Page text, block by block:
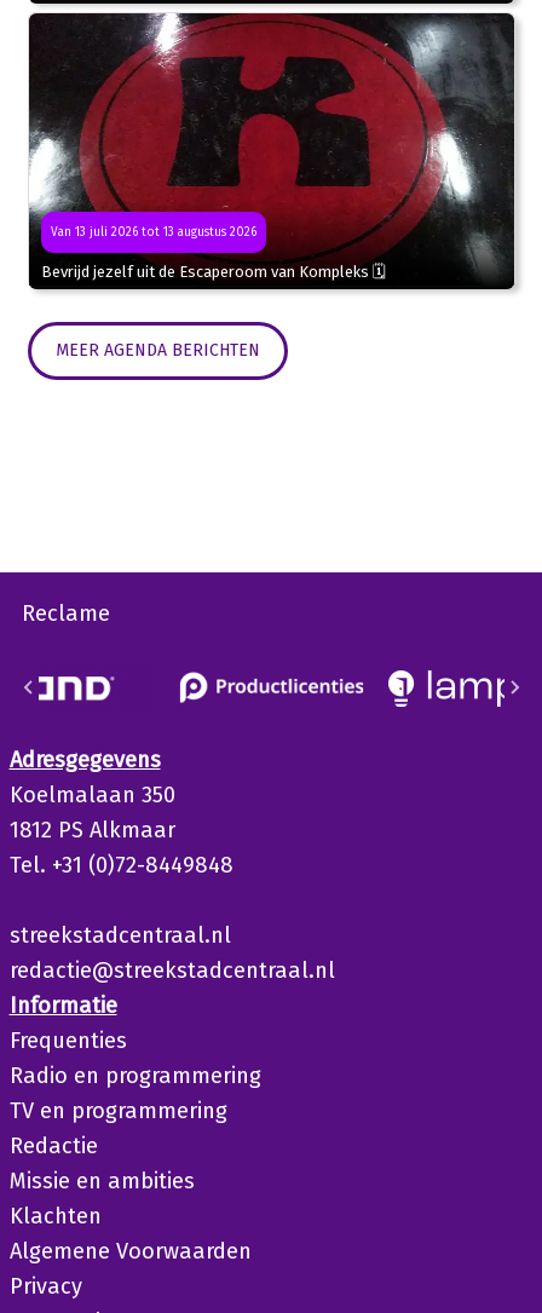
Van 13 juli 2026 tot 13 augustus 2026
Bevrijd jezelf uit de Escaperoom van Kompleks 🗓
MEER AGENDA BERICHTEN
Reclame
Adresgegevens
Koelmalaan 350
1812 PS Alkmaar
Tel. +31 (0)72-8449848
streekstadcentraal.nl
redactie@streekstadcentraal.nl
Informatie
Frequenties
Radio en programmering
TV en programmering
Redactie
Missie en ambities
Klachten
Algemene Voorwaarden
Privacy